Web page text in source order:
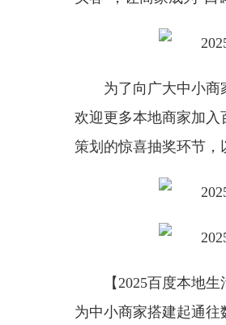
为了向广大中小
欢迎更多本地商家加
策划的惊喜抽奖环节，
【2025百度本地
为中小商家搭建起通